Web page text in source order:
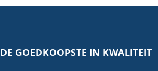
DE GOEDKOOPSTE IN KWALITEIT